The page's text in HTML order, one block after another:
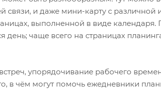
связи, и даже мини-карту с
выполненной в виде
день; чаще всего на страницах
упорядочивание рабочего
в чём могут помочь ежедневники